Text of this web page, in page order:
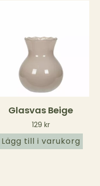
Glasvas Beige
129 kr
Lägg till i varukorg